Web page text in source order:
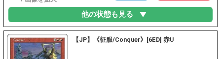
他の状態も見る
【JP】《征服/Conquer》[6ED] 赤U